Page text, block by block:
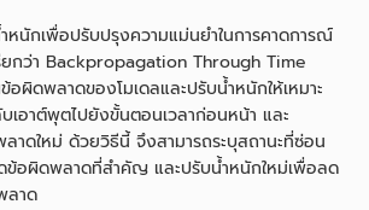
หนักเพื่อปรับปรุงความแม่นยำในการคาดการณ์
ยกว่า Backpropagation Through Time
ผิดพลาดของโมเดลและปรับน้ำหนักให้เหมาะ
เอาต์พุตไปยังขั้นตอนเวลาก่อนหน้า และ
าดใหม่ ด้วยวิธีนี้ จึงสามารถระบุสถานะที่ซ่อน
ข้อผิดพลาดที่สำคัญ และปรับน้ำหนักใหม่เพื่อลด
ลาด